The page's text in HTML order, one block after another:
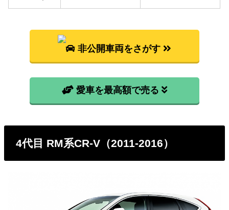
す。
型式
RE3 132,700円
非公開車両をさがす
愛車を最高額で売る
4代目 RM系CR-V（2011-2016）